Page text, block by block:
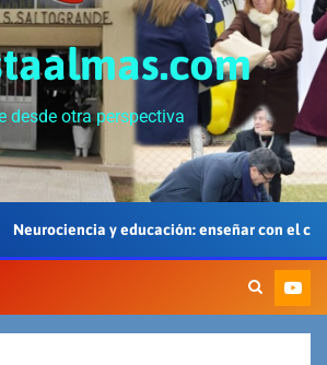
desde otra perspectiva
enseñar con el cerebro, el cuerpo y